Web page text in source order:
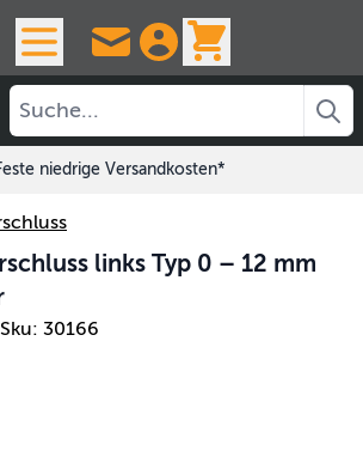
niedrige Versandkosten*
links Typ 0 – 12 mm
Sku: 30166